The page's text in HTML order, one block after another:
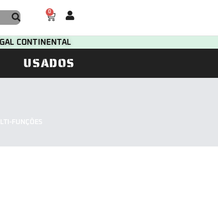
0
CONTINENTAL
USADOS
FUNÇÕES